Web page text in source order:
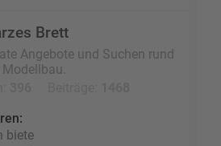
Brett
Angebote und Suchen rund
biete